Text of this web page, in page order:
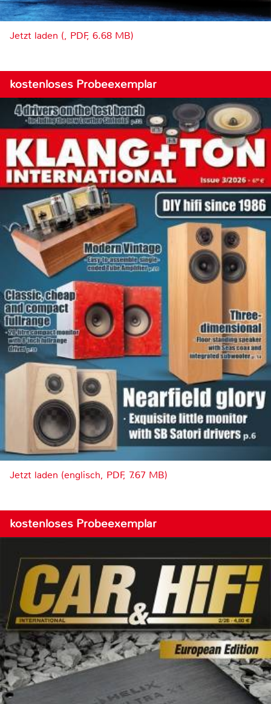
Jetzt laden (, PDF, 6.68 MB)
kostenloses Probeexemplar
Jetzt laden (englisch, PDF, 7.67 MB)
kostenloses Probeexemplar